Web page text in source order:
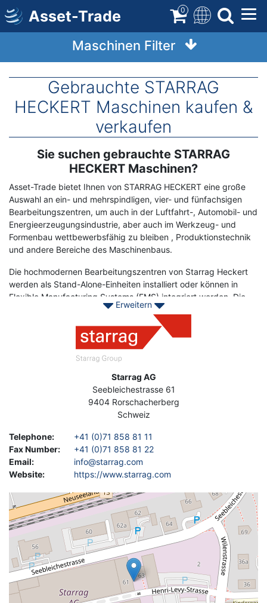
Direkt
zum
Inhalt
Asset-Trade 0
Maschinen Filter
Gebrauchte STARRAG
HECKERT Maschinen kaufen &
verkaufen
Sie suchen gebrauchte STARRAG
HECKERT Maschinen?
Asset-Trade bietet Ihnen von STARRAG HECKERT eine große
Auswahl an ein- und mehrspindligen, vier- und fünfachsigen
Bearbeitungszentren, um auch in der Luftfahrt-, Automobil- und
Energieerzeugungsindustrie, aber auch im Werkzeug- und
Formenbau wettbewerbsfähig zu bleiben , Produktionstechnik
und andere Bereiche des Maschinenbaus.
Die hochmodernen Bearbeitungszentren von Starrag Heckert
werden als Stand-Alone-Einheiten installiert oder können in
Flexible Manufacturing Systems (FMS) integriert werden. Die
Starrag Group ist ein globaler Technologieführer in der
Herstellung von Präzisions-Werkzeugmaschinen zum Fräsen,
Drehen, Bohren und Schleifen von kleinen, mittleren und
größeren Werkstücken aus metallischen und
Verbundwerkstoffen.
Asset-Trade wird Ihnen helfen, neue Meilensteine ​​in der
Produktion von Fertigungszentren wie CWK 400 / CWK 500 /
CWK 1250 mit Siemens 840 Steuerungen zu setzen. Sie
ermöglichen eine hohe Präzision bei der Herstellung komplexer
Turbinenschaufeln und erreichen eine hohe Produktivität,
Zuverlässigkeit und Flexibilität. Die wirtschaftlichen
Bearbeitungszentren von HECKERT mit hochmodernen
Werkzeugmaschinen bieten Ihnen den nötigen Vorsprung.
Erweitern
Starrag AG
Seebleichestrasse 61
9404 Rorschacherberg
Schweiz
Telephone:
+41 (0)71 858 81 11
Fax Number:
+41 (0)71 858 81 22
Email:
info@starrag.com
Website: https://www.starrag.com
Geolocation